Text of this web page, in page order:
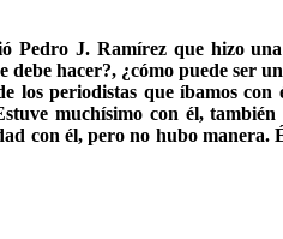
Pedro J. Ramírez que hizo
debe hacer?, ¿cómo puede ser
periodistas que íbamos
muchísimo con él,
con él, pero no hubo manera.